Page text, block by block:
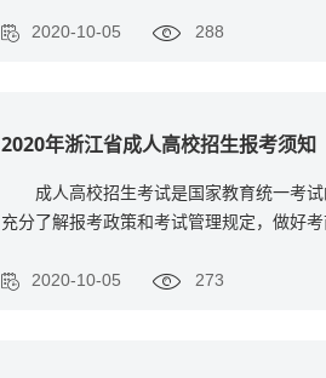
2020-10-05 288
2020年浙江省成人高校招生报考须知
成人高校招生考试是国家教育统一考
充分了解报考政策和考试管理规定，做好
2020-10-05 273